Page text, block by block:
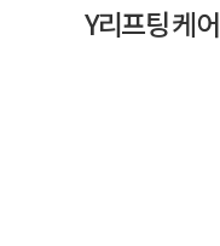
Y리프팅 케어